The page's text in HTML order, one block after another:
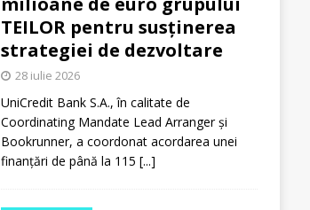
TEILOR pentru susținerea
strategiei de dezvoltare
28 iulie 2026
UniCredit Bank S.A., în calitate de
Coordinating Mandate Lead Arranger și
Bookrunner, a coordonat acordarea unei
finanțări de până la 115 [...]